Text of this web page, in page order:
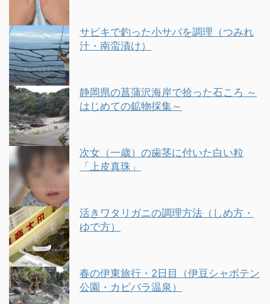
サビキで釣った小サバを調理（つみれ
汁・南蛮漬け）
静岡県の菖蒲沢海岸で拾った石ころ ～
はじめての鉱物採集～
次女（一歳）の歯茎に付いた白い粒
「上皮真珠」
活きワタリガニの調理方法（しめ方・
ゆで方）
春の伊東旅行・2日目（伊豆シャボテン
公園・カピバラ温泉）